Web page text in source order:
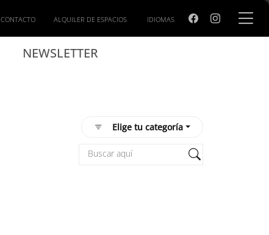
NEWSLETTER
CONTACTO ALQUILER DE ESPACIOS IDIOMAS
Elige tu categoría